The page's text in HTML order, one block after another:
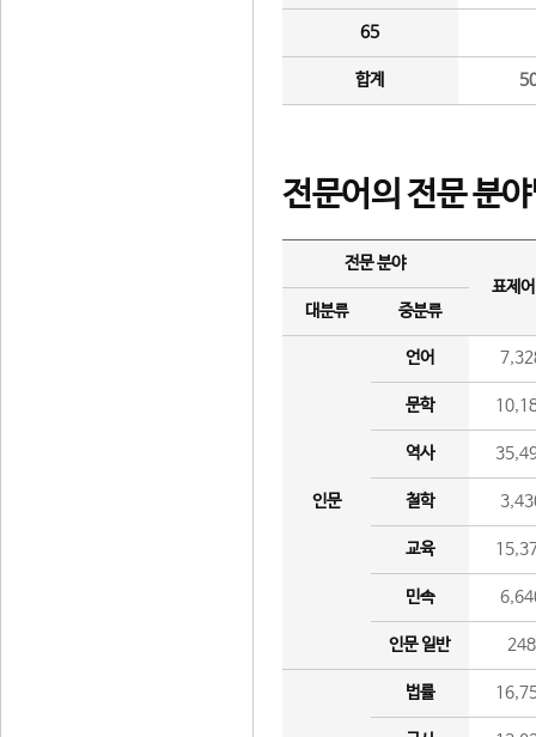
65
합계
전문어의 전문 분
전문 분야
표제
대분류
중분류
인문
언어
문학
역사
철학
교육
민속
인문 일반 248
법률